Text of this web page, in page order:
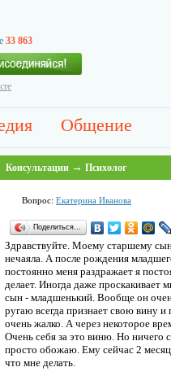
33 863
Общение
Консультации → Психолог
Вопрос: Екатерина Иванова
Поделиться…
Здравствуйте. Моему старшему
нечаяла. А после рождения
постоянно меня раздражает я
делает. Иногда даже
сын - младшенький. Вообще он
ругаю всегда признает свою вину
очень жалко. А через некоторое
Очень себя за это виню. Но ничего
просто обожаю. Ему сейчас 2
что мне делать.